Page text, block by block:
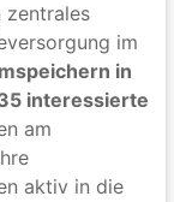
im
in
interessierte
am
aktiv in die